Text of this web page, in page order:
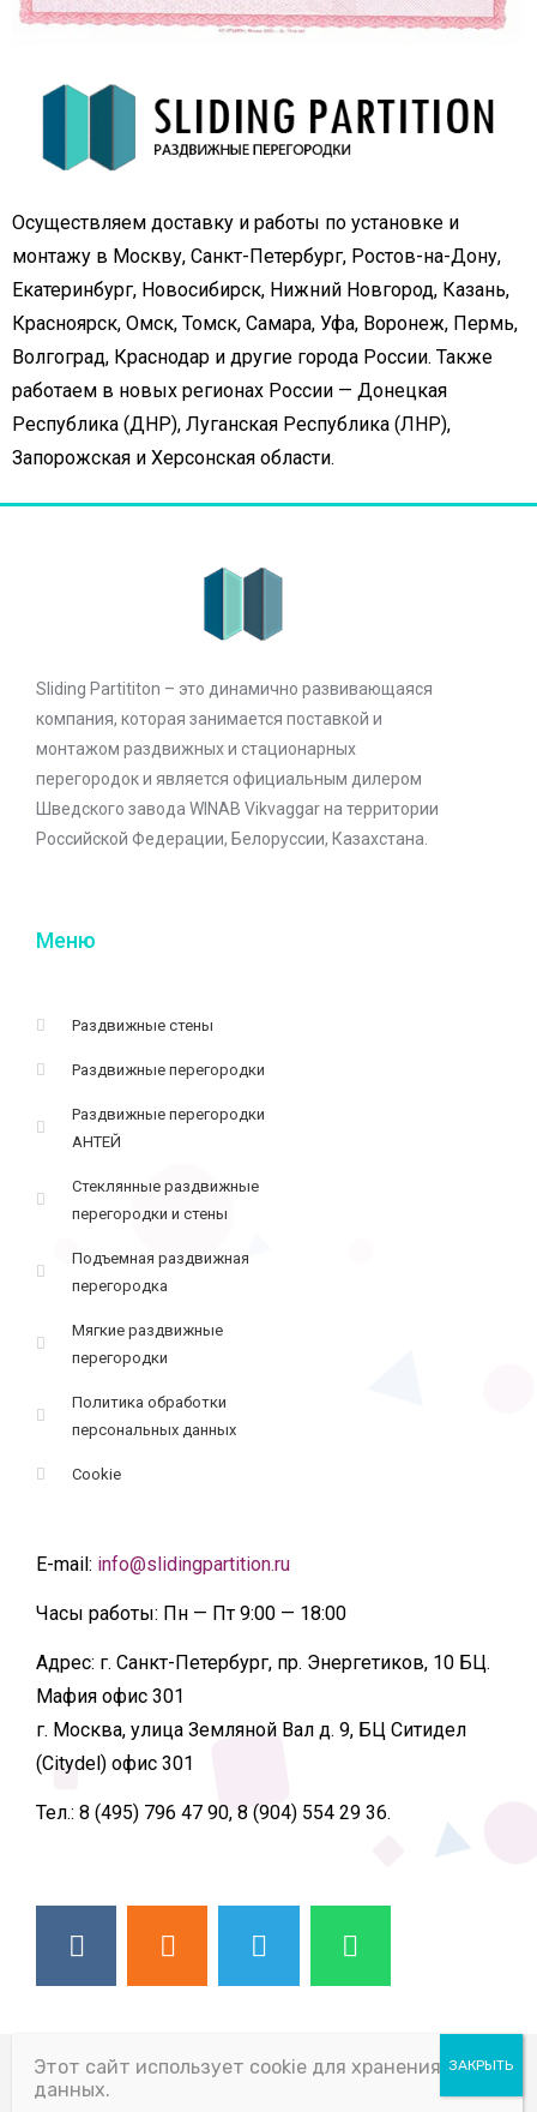
Осуществляем доставку и работы по установке и
монтажу в Москву, Санкт-Петербург, Ростов-на-Дону,
Екатеринбург, Новосибирск, Нижний Новгород, Казань,
Красноярск, Омск, Томск, Самара, Уфа, Воронеж, Пермь,
Волгоград, Краснодар и другие города России. Также
работаем в новых регионах России — Донецкая
Республика (ДНР), Луганская Республика (ЛНР),
Запорожская и Херсонская области.
Sliding Partititon – это динамично развивающаяся
компания, которая занимается поставкой и
монтажом раздвижных и стационарных
перегородок и является официальным дилером
Шведского завода WINAB Vikvaggar на территории
Российской Федерации, Белоруссии, Казахстана.
Меню
Раздвижные стены
Раздвижные перегородки
Раздвижные перегородки
АНТЕЙ
Стеклянные раздвижные
перегородки и стены
Подъемная раздвижная
перегородка
Мягкие раздвижные
перегородки
Политика обработки
персональных данных
Cookie
E-mail: info@slidingpartition.ru
Часы работы: Пн — Пт 9:00 — 18:00
Адрес: г. Санкт-Петербург, пр. Энергетиков, 10 БЦ.
Мафия офис 301
г. Москва, улица Земляной Вал д. 9, БЦ Ситидел
(Citydel) офис 301
Тел.: 8 (495) 796 47 90, 8 (904) 554 29 36.
© 2026 ВСЕ ПРАВА ЗАЩИЩЕНЫ
Этот сайт использует cookie для хранения
данных.